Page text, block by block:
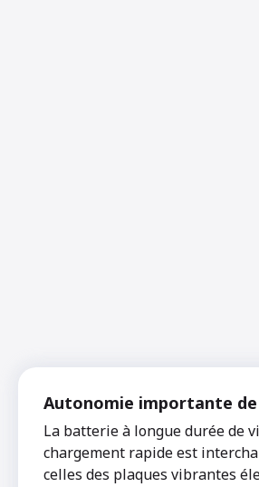
Autonomie importante
La batterie à longue durée de
chargement rapide est
celles des plaques vibrantes